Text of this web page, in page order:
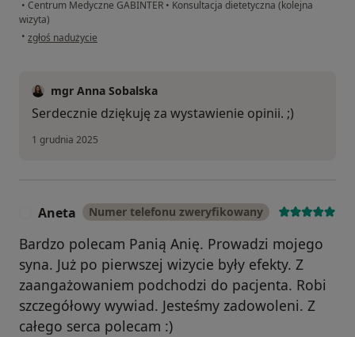
• Centrum Medyczne GABINTER • Konsultacja dietetyczna (kolejna
wizyta)
• w opinii użytkownika Agata
zgłoś nadużycie
mgr Anna Sobalska
Serdecznie dziękuję za wystawienie opinii. ;)
1 grudnia 2025
Aneta Numer telefonu zweryfikowany
Bardzo polecam Panią Anię. Prowadzi mojego
syna. Już po pierwszej wizycie były efekty. Z
zaangażowaniem podchodzi do pacjenta. Robi
szczegółowy wywiad. Jesteśmy zadowoleni. Z
całego serca polecam :)